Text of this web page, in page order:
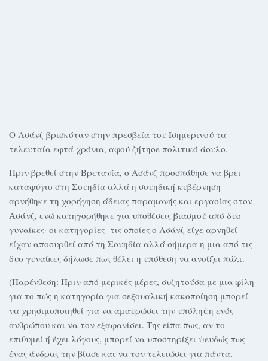
Ο Ασάνζ βρισκόταν στην πρεσβεία του Ισημερινού τα
τελευταία εφτά χρόνια, αφού ζήτησε πολιτικό άσυλο.
Πριν βρεθεί στην Βρετανία, ο Ασάνζ προσπάθησε να βρει
καταφύγιο στη Σουηδία αλλά η σουηδική κυβέρνηση
αρνήθηκε τη χορήγηση άδειας παραμονής και εργασίας στον
Ασάνζ, ενώ κατηγορήθηκε για υποθέσεις βιασμoύ από δυο
γυναίκες· οι κατηγορίες -τις οποίες ο Ασάνζ είχε αρνηθεί-
είχαν αποσυρθεί από τη Σουηδία αλλά σήμερα η μια από τις
δυο γυναίκες δήλωσε πως θέλει η υπόθεση να ανοίξει πάλι.
(Παρένθεση: Πριν από μερικές μέρες, συζητούσα με μια φίλη
για το πώς η κατηγορία για σεξoυαλική κακοποίηση μπορεί
να χρησιμοποιηθεί για να αμαυρώσει την υπόληψη ενός
ανθρώπου και να τον εξαφανίσει. Της είπα πως, αν το
επιθυμεί ή έχει λόγους, μπορεί να υποστηρίξει ψευδώς πως
ένας άνδρας την βίασε και να τον τελειώσει για πάντα.